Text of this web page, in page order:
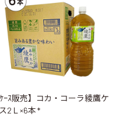
ｹｰｽ販売】コカ・コーラ綾鷹ケ
2Ｌ×6本 *